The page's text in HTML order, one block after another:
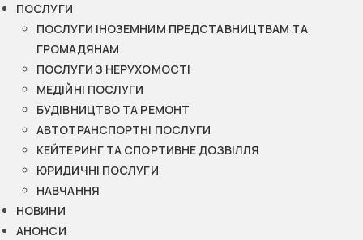
ПОСЛУГИ
ПОСЛУГИ ІНОЗЕМНИМ ПРЕДСТАВНИЦТВАМ ТА
ГРОМАДЯНАМ
ПОСЛУГИ З НЕРУХОМОСТІ
МЕДІЙНІ ПОСЛУГИ
БУДІВНИЦТВО ТА РЕМОНТ
АВТОТРАНСПОРТНІ ПОСЛУГИ
КЕЙТЕРИНГ ТА СПОРТИВНЕ ДОЗВІЛЛЯ
ЮРИДИЧНІ ПОСЛУГИ
НАВЧАННЯ
НОВИНИ
АНОНСИ